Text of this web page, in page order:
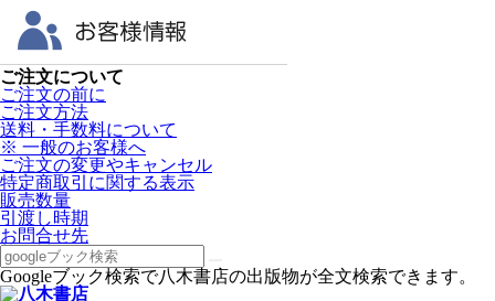
ご注文について
ご注文の前に
ご注文方法
送料・手数料について
※ 一般のお客様へ
ご注文の変更やキャンセル
特定商取引に関する表示
販売数量
引渡し時期
お問合せ先
Googleブック検索で八木書店の出版物が全文検索できます。